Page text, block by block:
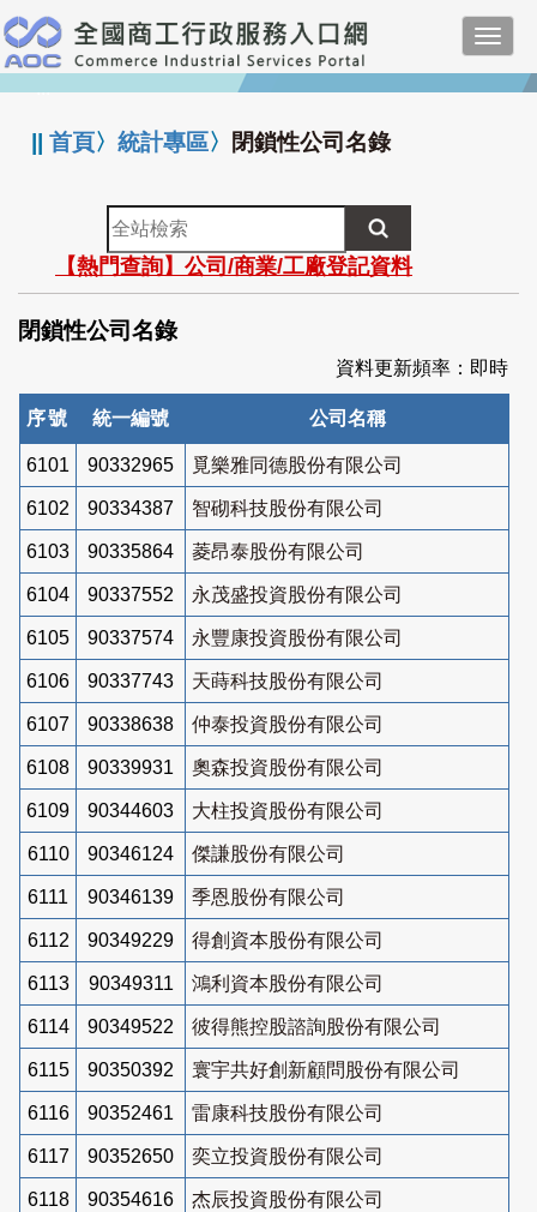
跳
到
主
要
:::
||首頁〉統計專區〉 閉鎖性公司名錄
全
站
檢
索
【熱門查詢】公司/商業/工廠登記資料
閉鎖性公司名錄
資料更新頻率：即時
序號 統一編號 公司名稱
6101 90332965 覓樂雅同德股份有限公司
6102 90334387 智砌科技股份有限公司
6103 90335864 菱昂泰股份有限公司
6104 90337552 永茂盛投資股份有限公司
6105 90337574 永豐康投資股份有限公司
6106 90337743 天蒔科技股份有限公司
6107 90338638 仲泰投資股份有限公司
6108 90339931 奧森投資股份有限公司
6109 90344603 大柱投資股份有限公司
6110 90346124 傑謙股份有限公司
6111 90346139 季恩股份有限公司
6112 90349229 得創資本股份有限公司
6113 90349311 鴻利資本股份有限公司
6114 90349522 彼得熊控股諮詢股份有限公司
6115 90350392 寰宇共好創新顧問股份有限公司
6116 90352461 雷康科技股份有限公司
6117 90352650 奕立投資股份有限公司
6118 90354616 杰辰投資股份有限公司